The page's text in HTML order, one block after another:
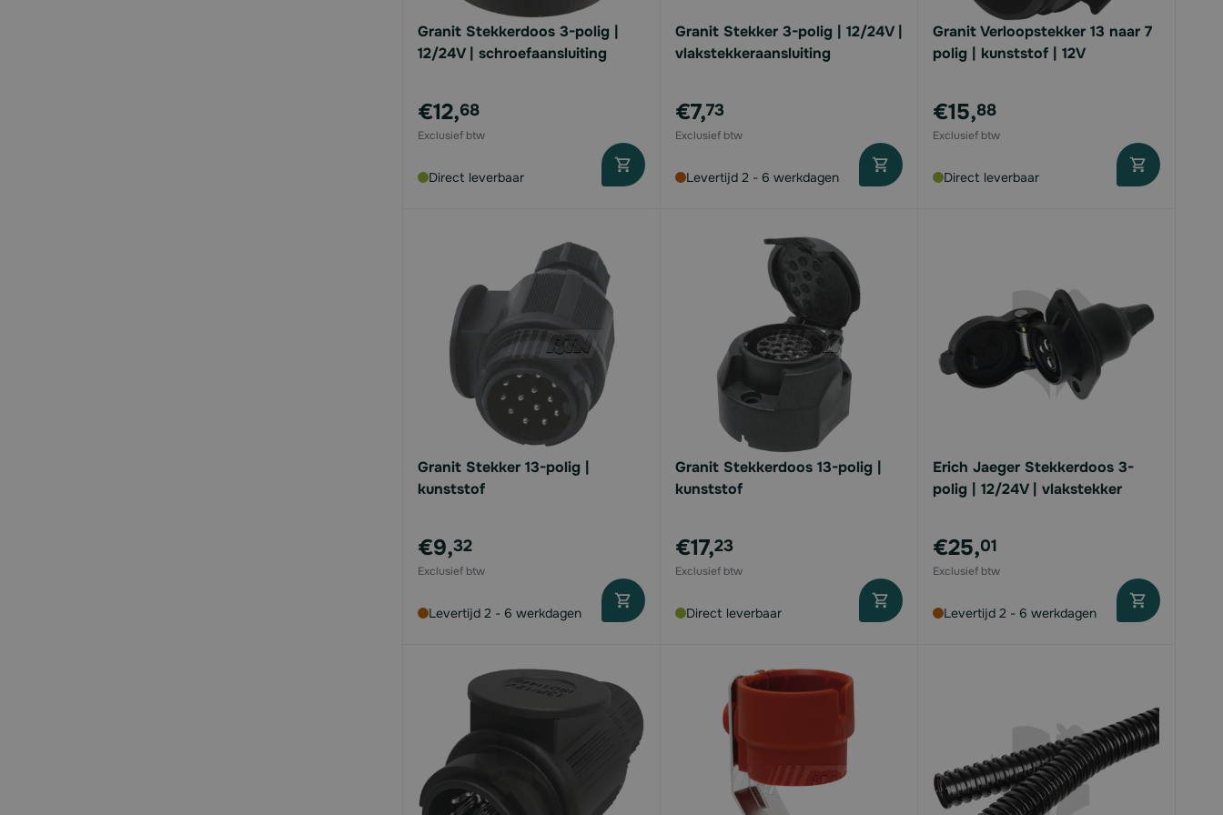
Granit Stekkerdoos 3-polig |
12/24V | schroefaansluiting
€12,68
Direct leverbaar
Granit Stekker 3-polig | 12/24V |
vlakstekkeraansluiting
€7,73
Levertijd 2 - 6 werkdagen
Granit Verloopstekker 13 naar 7
polig | kunststof | 12V
€15,88
Direct leverbaar
Granit Stekker 13-polig |
kunststof
€9,32
Levertijd 2 - 6 werkdagen
Granit Stekkerdoos 13-polig |
kunststof
€17,23
Direct leverbaar
Erich Jaeger Stekkerdoos 3-
polig | 12/24V | vlakstekker
€25,01
Levertijd 2 - 6 werkdagen